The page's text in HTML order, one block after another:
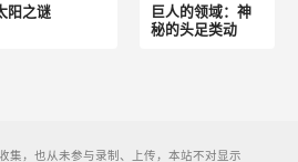
阳之谜
巨人的领域：神
秘的头足类动
集，也从未参与录制、上传，本站不对显示